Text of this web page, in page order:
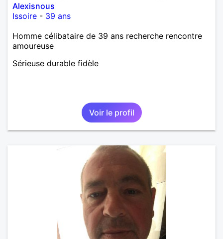
Alexisnous
Issoire - 39 ans
Homme célibataire de 39 ans recherche rencontre
amoureuse
Sérieuse durable fidèle
Voir le profil